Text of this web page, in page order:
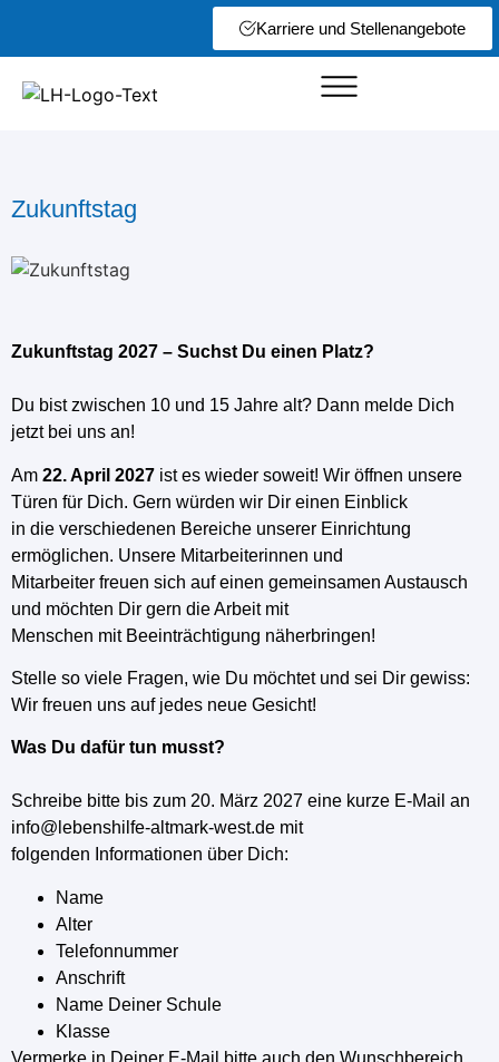
Karriere und Stellenangebote
Zukunftstag
Zukunftstag 2027 – Suchst Du einen Platz?
Du bist zwischen 10 und 15 Jahre alt? Dann melde Dich
jetzt bei uns an!
Am 22. April 2027 ist es wieder soweit! Wir öffnen unsere
Türen für Dich. Gern würden wir Dir einen Einblick
in die verschiedenen Bereiche unserer Einrichtung
ermöglichen. Unsere Mitarbeiterinnen und
Mitarbeiter freuen sich auf einen gemeinsamen Austausch
und möchten Dir gern die Arbeit mit
Menschen mit Beeinträchtigung näherbringen!
Stelle so viele Fragen, wie Du möchtet und sei Dir gewiss:
Wir freuen uns auf jedes neue Gesicht!
Was Du dafür tun musst?
Schreibe bitte bis zum 20. März 2027 eine kurze E-Mail an
info@lebenshilfe-altmark-west.de mit
folgenden Informationen über Dich:
Name
Alter
Telefonnummer
Anschrift
Name Deiner Schule
Klasse
Vermerke in Deiner E-Mail bitte auch den Wunschbereich